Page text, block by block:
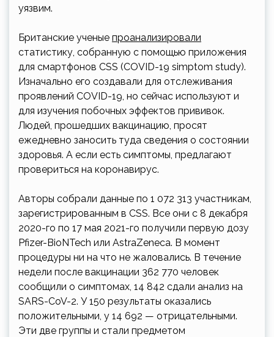
уязвим.
Британские ученые проанализировали
статистику, собранную с помощью приложения
для смартфонов CSS (COVID-19 simptom study).
Изначально его создавали для отслеживания
проявлений COVID-19, но сейчас используют и
для изучения побочных эффектов прививок.
Людей, прошедших вакцинацию, просят
ежедневно заносить туда сведения о состоянии
здоровья. А если есть симптомы, предлагают
провериться на коронавирус.
Авторы собрали данные по 1 072 313 участникам,
зарегистрированным в CSS. Все они с 8 декабря
2020-го по 17 мая 2021-го получили первую дозу
Pfizer-BioNTech или AstraZeneca. В момент
процедуры ни на что не жаловались. В течение
недели после вакцинации 362 770 человек
сообщили о симптомах, 14 842 сдали анализ на
SARS-CoV-2. У 150 результаты оказались
положительными, у 14 692 — отрицательными.
Эти две группы и стали предметом